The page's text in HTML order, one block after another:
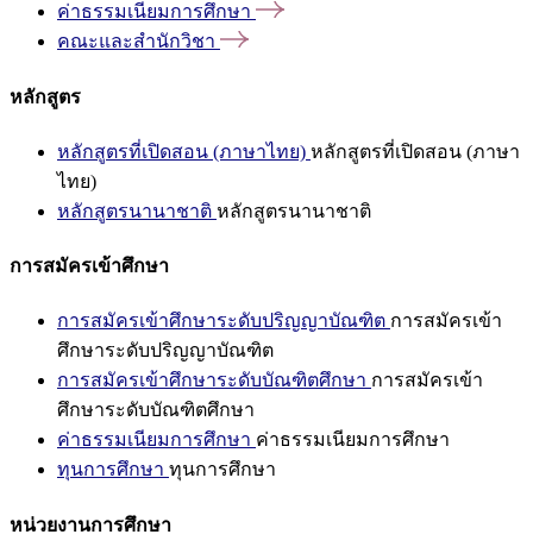
ค่าธรรมเนียมการศึกษา
คณะและสำนักวิชา
หลักสูตร
หลักสูตรที่เปิดสอน (ภาษาไทย) หลักสูตรที่เปิดสอน (ภาษา
ไทย)
หลักสูตรนานาชาติ หลักสูตรนานาชาติ
การสมัครเข้าศึกษา
การสมัครเข้าศึกษาระดับปริญญาบัณฑิต การสมัครเข้า
ศึกษาระดับปริญญาบัณฑิต
การสมัครเข้าศึกษาระดับบัณฑิตศึกษา การสมัครเข้า
ศึกษาระดับบัณฑิตศึกษา
ค่าธรรมเนียมการศึกษา ค่าธรรมเนียมการศึกษา
ทุนการศึกษา ทุนการศึกษา
หน่วยงานการศึกษา